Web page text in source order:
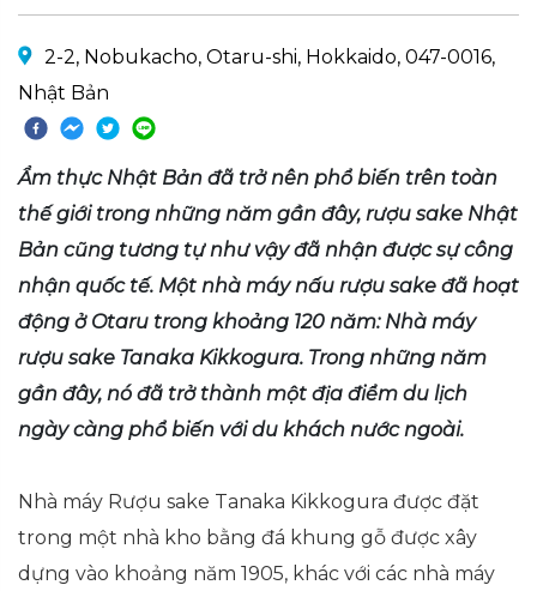
2-2, Nobukacho, Otaru-shi, Hokkaido, 047-0016,
Nhật Bản
Ẩm thực Nhật Bản đã trở nên phổ biến trên toàn
thế giới trong những năm gần đây, rượu sake Nhật
Bản cũng tương tự như vậy đã nhận được sự công
nhận quốc tế. Một nhà máy nấu rượu sake đã hoạt
động ở Otaru trong khoảng 120 năm: Nhà máy
rượu sake Tanaka Kikkogura. Trong những năm
gần đây, nó đã trở thành một địa điểm du lịch
ngày càng phổ biến với du khách nước ngoài.
Nhà máy Rượu sake Tanaka Kikkogura được đặt
trong một nhà kho bằng đá khung gỗ được xây
dựng vào khoảng năm 1905, khác với các nhà máy